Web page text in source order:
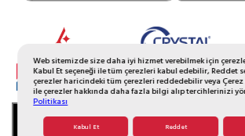
Web sitemizde size daha iyi hizmet verebilmek için
Kabul Et seçeneği ile tüm çerezleri kabul edebilir, Reddet
çerezler haricindeki tüm çerezleri reddedebilir veya Çerez
ile çerezler hakkında daha fazla bilgi alıp tercihlerinizi
Politikası
Kabul Et Reddet
SEPETE EKLE
Whatsapp